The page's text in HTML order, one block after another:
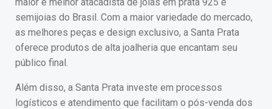
semijoias do Brasil. Com a maior variedade do mercado,
as melhores peças e design exclusivo, a Santa Prata
oferece produtos de alta joalheria que encantam seu
público final.
Além disso, a Santa Prata investe em processos
logísticos e atendimento que facilitam o pós-venda dos